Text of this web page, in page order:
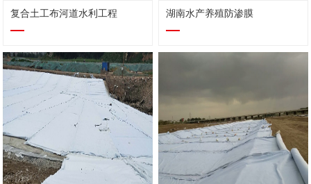
复合土工布河道水利工程 湖南水产养殖防渗膜